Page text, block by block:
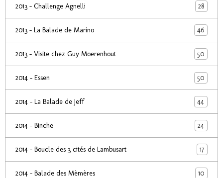
2013 - Challenge Agnelli 28
2013 - La Balade de Marino 46
2013 - Visite chez Guy Moerenhout 50
2014 - Essen 50
2014 - La Balade de Jeff 44
2014 - Binche 24
2014 - Boucle des 3 cités de Lambusart 17
2014 - Balade des Mèmères 10